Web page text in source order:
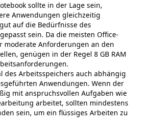
sollte in der Lage sein,
Anwendungen gleichzeitig
auf die Bedürfnisse des
sein. Da die meisten Office-
moderate Anforderungen an den
genügen in der Regel 8 GB RAM
des Arbeitsspeichers auch abhängig
Anwendungen. Wenn der
mit anspruchsvollen Aufgaben wie
arbeitet, sollten mindestens
sein, um ein flüssiges Arbeiten zu